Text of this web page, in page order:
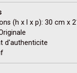
(h x l x p): 30 cm x
d'authenticite